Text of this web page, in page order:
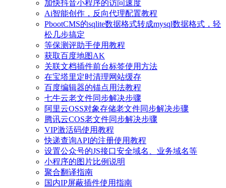
加快抖音小程序的访问速度
Ai智能创作，反向代理配置教程
PbootCMS的sqlite数据格式转成mysql数据格式，轻
松几步搞定
等保测评助手使用教程
获取百度地图AK
关联文档插件前台标签使用方法
在宝塔里定时清理网站缓存
百度编辑器的锚点用法教程
七牛云老文件同步解决步骤
阿里云OSS对象存储老文件同步解决步骤
腾讯云COS老文件同步解决步骤
VIP激活码使用教程
快递查询API的注册使用教程
设置公众号的JS接口安全域名、业务域名等
小程序的图片比例说明
聚合翻译指南
国内IP屏蔽插件使用指南